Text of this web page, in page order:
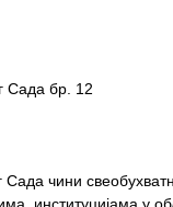
Сада бр. 12
Сада чини